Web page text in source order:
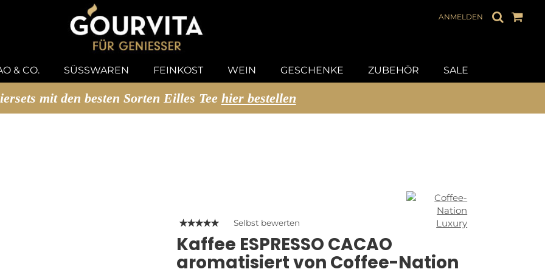
ANMELDEN
& CO. SÜSSWAREN FEINKOST WEIN GESCHENKE ZUBEHÖR SALE
mit den besten Sorten Eilles Tee hier bestellen
Selbst bewerten
Kaffee ESPRESSO CACAO
aromatisiert von Coffee-Nation